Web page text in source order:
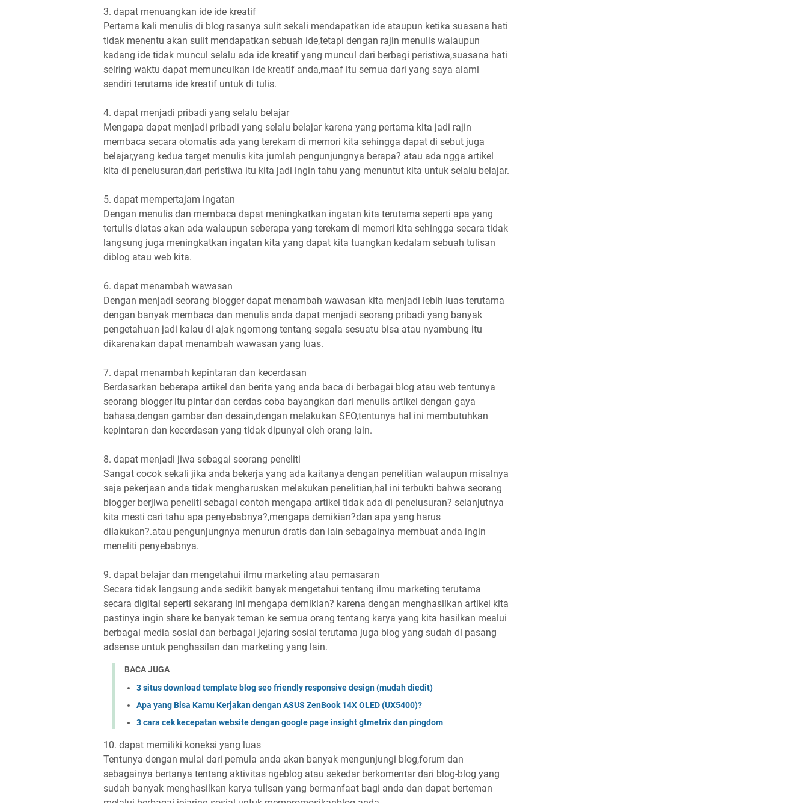
3. dapat menuangkan ide ide kreatif
Pertama kali menulis di blog rasanya sulit sekali mendapatkan ide ataupun ketika suasana hati
tidak menentu akan sulit mendapatkan sebuah ide,tetapi dengan rajin menulis walaupun
kadang ide tidak muncul selalu ada ide kreatif yang muncul dari berbagi peristiwa,suasana hati
seiring waktu dapat memunculkan ide kreatif anda,maaf itu semua dari yang saya alami
sendiri terutama ide kreatif untuk di tulis.
4. dapat menjadi pribadi yang selalu belajar
Mengapa dapat menjadi pribadi yang selalu belajar karena yang pertama kita jadi rajin
membaca secara otomatis ada yang terekam di memori kita sehingga dapat di sebut juga
belajar,yang kedua target menulis kita jumlah pengunjungnya berapa? atau ada ngga artikel
kita di penelusuran,dari peristiwa itu kita jadi ingin tahu yang menuntut kita untuk selalu belajar.
5. dapat mempertajam ingatan
Dengan menulis dan membaca dapat meningkatkan ingatan kita terutama seperti apa yang
tertulis diatas akan ada walaupun seberapa yang terekam di memori kita sehingga secara tidak
langsung juga meningkatkan ingatan kita yang dapat kita tuangkan kedalam sebuah tulisan
diblog atau web kita.
6. dapat menambah wawasan
Dengan menjadi seorang blogger dapat menambah wawasan kita menjadi lebih luas terutama
dengan banyak membaca dan menulis anda dapat menjadi seorang pribadi yang banyak
pengetahuan jadi kalau di ajak ngomong tentang segala sesuatu bisa atau nyambung itu
dikarenakan dapat menambah wawasan yang luas.
7. dapat menambah kepintaran dan kecerdasan
Berdasarkan beberapa artikel dan berita yang anda baca di berbagai blog atau web tentunya
seorang blogger itu pintar dan cerdas coba bayangkan dari menulis artikel dengan gaya
bahasa,dengan gambar dan desain,dengan melakukan SEO,tentunya hal ini membutuhkan
kepintaran dan kecerdasan yang tidak dipunyai oleh orang lain.
8. dapat menjadi jiwa sebagai seorang peneliti
Sangat cocok sekali jika anda bekerja yang ada kaitanya dengan penelitian walaupun misalnya
saja pekerjaan anda tidak mengharuskan melakukan penelitian,hal ini terbukti bahwa seorang
blogger berjiwa peneliti sebagai contoh mengapa artikel tidak ada di penelusuran? selanjutnya
kita mesti cari tahu apa penyebabnya?,mengapa demikian?dan apa yang harus
dilakukan?.atau pengunjungnya menurun dratis dan lain sebagainya membuat anda ingin
meneliti penyebabnya.
9. dapat belajar dan mengetahui ilmu marketing atau pemasaran
Secara tidak langsung anda sedikit banyak mengetahui tentang ilmu marketing terutama
secara digital seperti sekarang ini mengapa demikian? karena dengan menghasilkan artikel kita
pastinya ingin share ke banyak teman ke semua orang tentang karya yang kita hasilkan mealui
berbagai media sosial dan berbagai jejaring sosial terutama juga blog yang sudah di pasang
adsense untuk penghasilan dan marketing yang lain.
BACA JUGA
3 situs download template blog seo friendly responsive design (mudah diedit)
Apa yang Bisa Kamu Kerjakan dengan ASUS ZenBook 14X OLED (UX5400)?
3 cara cek kecepatan website dengan google page insight gtmetrix dan pingdom
10. dapat memiliki koneksi yang luas
Tentunya dengan mulai dari pemula anda akan banyak mengunjungi blog,forum dan
sebagainya bertanya tentang aktivitas ngeblog atau sekedar berkomentar dari blog-blog yang
sudah banyak menghasilkan karya tulisan yang bermanfaat bagi anda dan dapat berteman